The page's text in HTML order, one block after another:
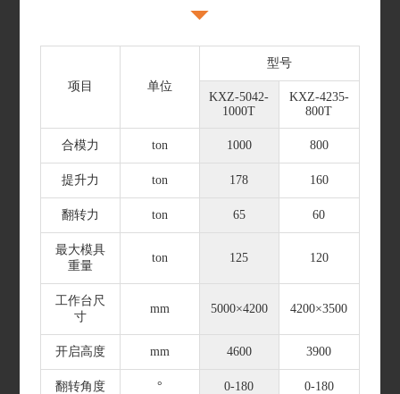
项目 单位
型号
KXZ-5042-
1000T
KXZ-4235-
800T
合模力 ton 1000 800
提升力 ton 178 160
翻转力 ton 65 60
最大模具
重量
ton 125 120
工作台尺
寸
mm 5000×4200 4200×3500
开启高度 mm 4600 3900
翻转角度 ° 0-180 0-180